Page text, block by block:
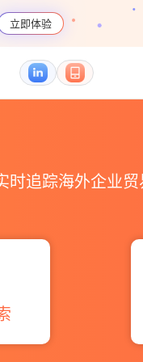
立即体验
时追踪海外企业贸